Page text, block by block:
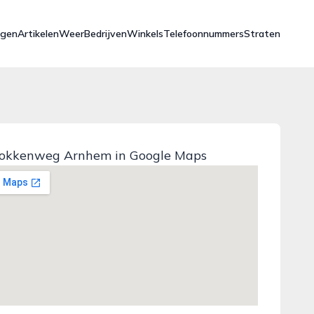
ArtikelenWeerBedrijvenWinkelsTelefoonnummersStraten
Arnhem in Google Maps